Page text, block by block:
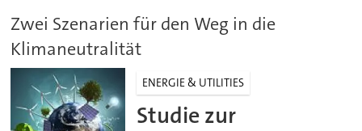
Zwei Szenarien für den Weg in die
Klimaneutralität
ENERGIE & UTILITIES
Studie zur